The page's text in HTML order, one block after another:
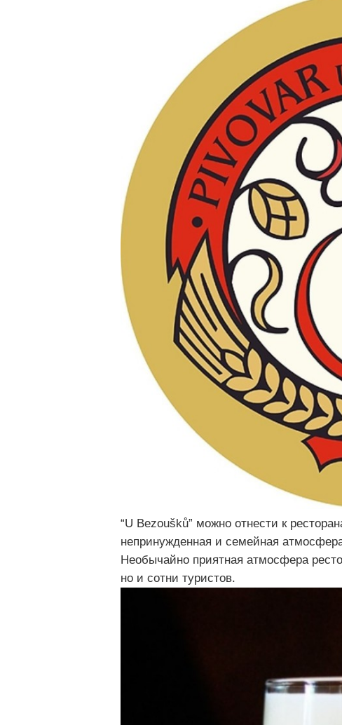
“U Bezoušků” можно отнести к
непринужденная и семейная
Необычайно приятная атмосфера
но и сотни туристов.